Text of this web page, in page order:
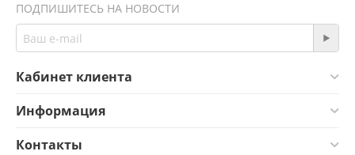
ПОДПИШИТЕСЬ НА НОВОСТИ
Кабинет клиента
Информация
Контакты